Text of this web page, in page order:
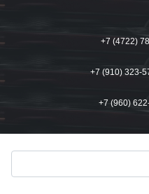
+7 (4722)
+7 (910) 323-
+7 (960)